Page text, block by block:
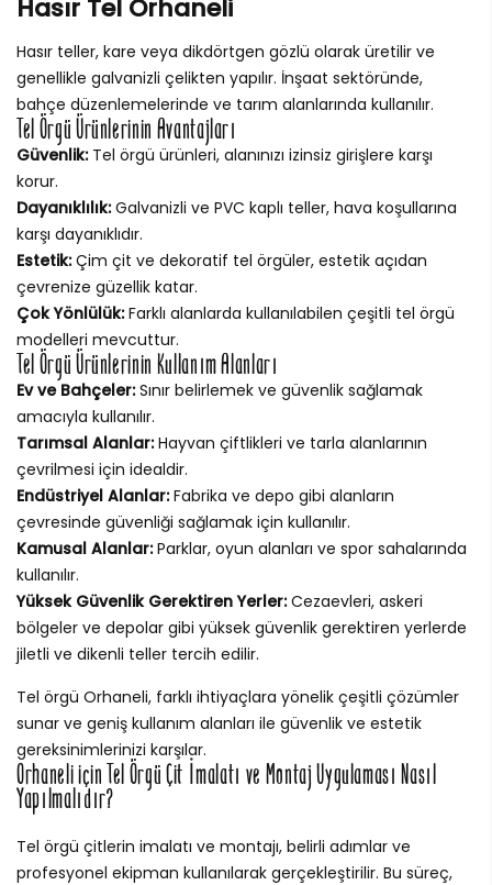
Hasır Tel Orhaneli
Hasır teller, kare veya dikdörtgen gözlü olarak üretilir ve
genellikle galvanizli çelikten yapılır. İnşaat sektöründe,
bahçe düzenlemelerinde ve tarım alanlarında kullanılır.
Tel Örgü Ürünlerinin Avantajları
Güvenlik:Tel örgü ürünleri, alanınızı izinsiz girişlere karşı
korur.
Dayanıklılık:Galvanizli ve PVC kaplı teller, hava koşullarına
karşı dayanıklıdır.
Estetik:Çim çit ve dekoratif tel örgüler, estetik açıdan
çevrenize güzellik katar.
Çok Yönlülük:Farklı alanlarda kullanılabilen çeşitli tel örgü
modelleri mevcuttur.
Tel Örgü Ürünlerinin Kullanım Alanları
Ev ve Bahçeler:Sınır belirlemek ve güvenlik sağlamak
amacıyla kullanılır.
Tarımsal Alanlar:Hayvan çiftlikleri ve tarla alanlarının
çevrilmesi için idealdir.
Endüstriyel Alanlar:Fabrika ve depo gibi alanların
çevresinde güvenliği sağlamak için kullanılır.
Kamusal Alanlar:Parklar, oyun alanları ve spor sahalarında
kullanılır.
Yüksek Güvenlik Gerektiren Yerler:Cezaevleri, askeri
bölgeler ve depolar gibi yüksek güvenlik gerektiren yerlerde
jiletli ve dikenli teller tercih edilir.
Tel örgü Orhaneli, farklı ihtiyaçlara yönelik çeşitli çözümler
sunar ve geniş kullanım alanları ile güvenlik ve estetik
gereksinimlerinizi karşılar.
Orhaneli için Tel Örgü Çit İmalatı ve Montaj Uygulaması Nasıl
Yapılmalıdır?
Tel örgü çitlerin imalatı ve montajı, belirli adımlar ve
profesyonel ekipman kullanılarak gerçekleştirilir. Bu süreç,